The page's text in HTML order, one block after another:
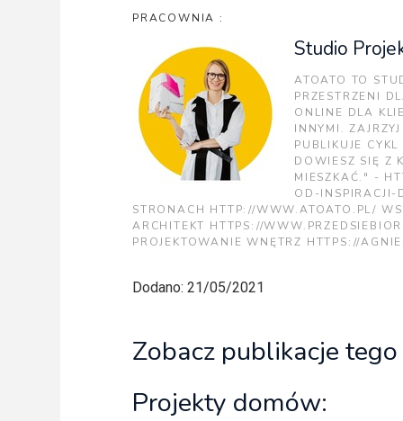
PRACOWNIA :
Studio
ATOATO TO
PRZESTRZENI
ONLINE DLA
INNYMI.
PUBLIKUJE
DOWIESZ SIĘ Z
MIESZKAĆ." -
OD-INSPIRACJI-
STRONACH HTTP://WWW.ATOATO.PL/
ARCHITEKT HTTPS://
PROJEKTOWANIE WNĘTRZ HTTPS://
Dodano: 21/05/2021
Zobacz publikacje
Projekty domów: